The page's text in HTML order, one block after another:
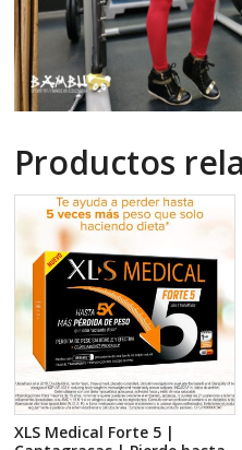
Productos
XLS Medical Forte 5 |